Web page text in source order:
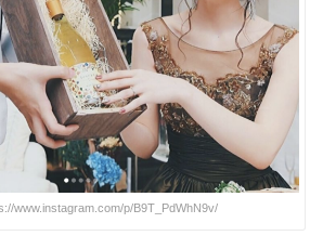
www.instagram.com/p/B9T_PdWhN9v/